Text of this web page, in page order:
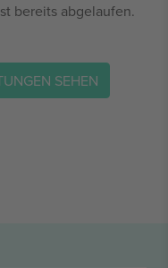
bereits abgelaufen.
SEHEN